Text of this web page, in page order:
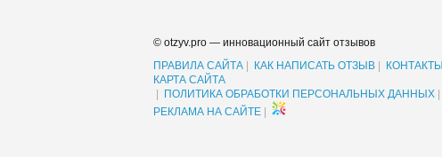
© otzyv.pro — инновационный сайт отзывов
ПРАВИЛА САЙТА
КАК НАПИСАТЬ ОТЗЫВ КОНТАКТЫ
КАРТА САЙТА
ПОЛИТИКА ОБРАБОТКИ ПЕРСОНАЛЬНЫХ ДАННЫХ
РЕКЛАМА НА САЙТЕ